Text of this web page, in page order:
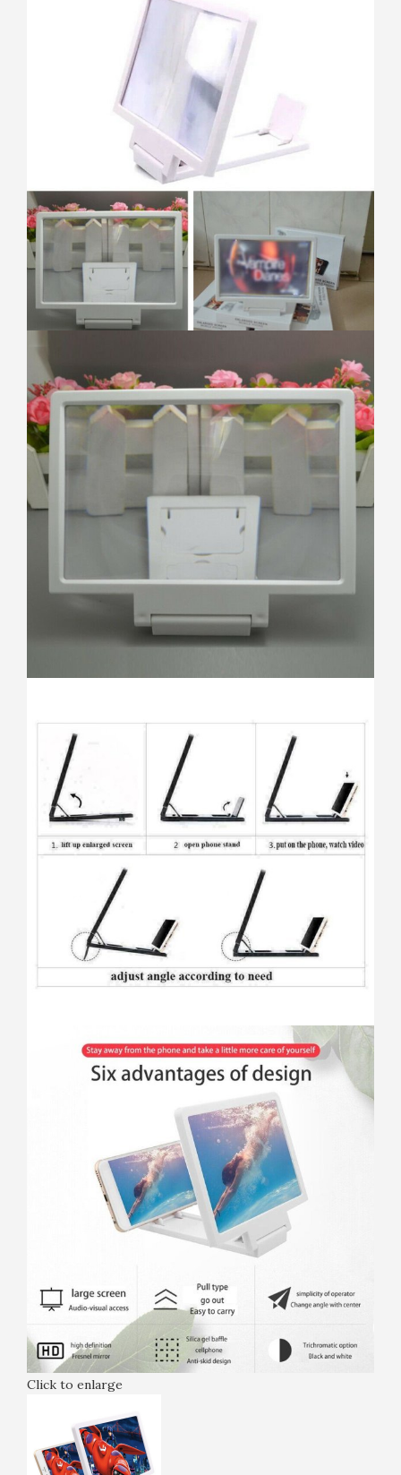
Click to enlarge